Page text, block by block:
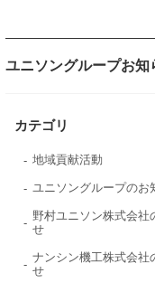
ユニソングループお知
カテゴリ
地域貢献活動
ユニソングループのお
野村ユニソン株式会社
せ
ナンシン機工株式会社
せ